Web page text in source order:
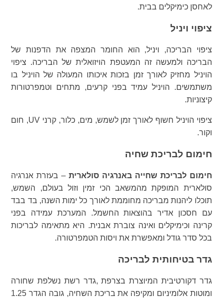
לאחסן כימיקלים בבית.
ציפוי ויניל
ציפוי הבריכה, ויניל, הוא החומר המצפה את הדפנות של
הבריכה ולמעשה זה המעטפת הויזואלית של הבריכה. ציפוי
הויניל מחזיק לאורך זמן בזכות איכותו המעולה של הויניל בו
משתמשים. הויניל עמיד בפני קרעים, מתחים וטמפרטורות
קיצוניות.
ציפוי הויניל חשוף לאורך זמן לשמש, מים, כלור, קרני UV, חום
וקור.
חימום לבריכת שחיה
חימום לבריכת שחייה באנרגיה סולארית– בעזרת אנרגיה
סולארית המופקת מהמשאב הכי זמין וזול בעולם, השמש,
תוכלו ליהנות מבריכה מחוממת לאורך כל ימות השנה, בד בבד
עם חסכון אדיר בהוצאות החשמל. המערכת עמידה בפני
קרינה וכימיקלים ואינה צוברת אבנית. היא מתאימה לבריכות
בכל סדר גודל ומאפשרת את ויסות הטמפרטורה.
גדר בטיחותית לבריכה
גדר דקורטיבית המיוצרת בצרפת ,גדר רשת נשלפת שחורה
ומוטות אלומיניום ומקיפה את בריכת השחיה, גובה הגדר 1.25